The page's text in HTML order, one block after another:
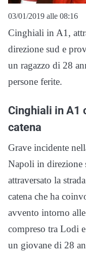
03/01/2019 alle 08:16
Cinghiali in A1,
direzione sud e
un ragazzo di 28
persone ferite.
Cinghiali in A1
catena
Grave incidente
Napoli in direzione
attraversato la
catena che ha
avvento intorno
compreso tra Lodi
un giovane di 28